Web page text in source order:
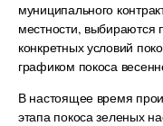
муниципального
местности,
конкретных условий
графиком покоса
В настоящее время
этапа покоса зеленых